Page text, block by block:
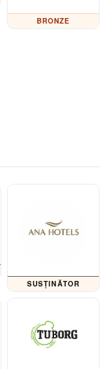
BRONZE
SUSȚINĂTOR